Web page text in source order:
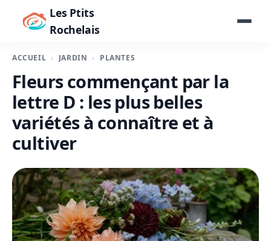
Les Ptits
Rochelais
ACCUEIL JARDIN PLANTES
Fleurs commençant par la
lettre D : les plus belles
variétés à connaître et à
cultiver